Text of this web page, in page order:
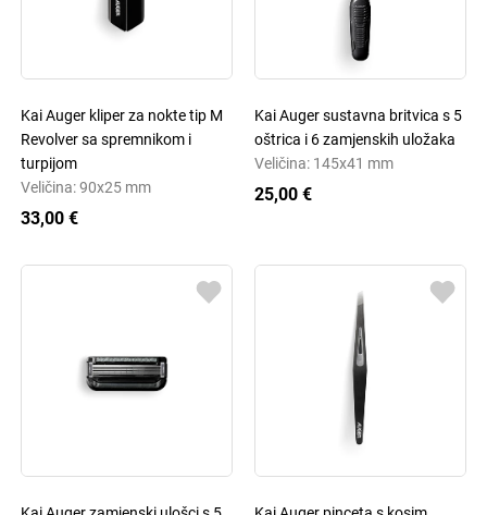
Kai Auger kliper za nokte tip M
Revolver sa spremnikom i
turpijom
Veličina: 90x25 mm
33,00 €
Kai Auger sustavna britvica s 5
oštrica i 6 zamjenskih uložaka
Veličina: 145x41 mm
25,00 €